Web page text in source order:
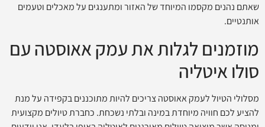
שאתם נהנים מקסמו המיוחד של האזור ומתענגים על מאכלים וטעמים
אותנטיים.
מוזמנים לגלות את עמק אאוסטה עם
סולו איטליה
מסלולי הטיול לעמק אאוסטה צריכים להיות מתוכננים בקפידה על מנת
להציע לכם חוויה מיוחדת במינה ובלתי נשכחת. כחברת טיולים מקצועית